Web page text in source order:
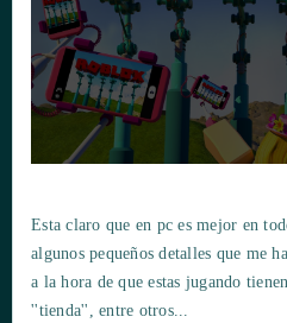
Esta claro que en pc es mejor en
algunos pequeños detalles que me
a la hora de que estas jugando
''tienda'', entre otros...